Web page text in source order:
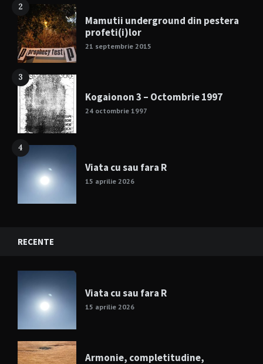
2
Mamutii underground din pestera
profeti(i)lor
21 septembrie 2015
3
Kogaionon 3 – Octombrie 1997
24 octombrie 1997
4
Viata cu sau fara R
15 aprilie 2026
RECENTE
Viata cu sau fara R
15 aprilie 2026
Armonie, completitudine,